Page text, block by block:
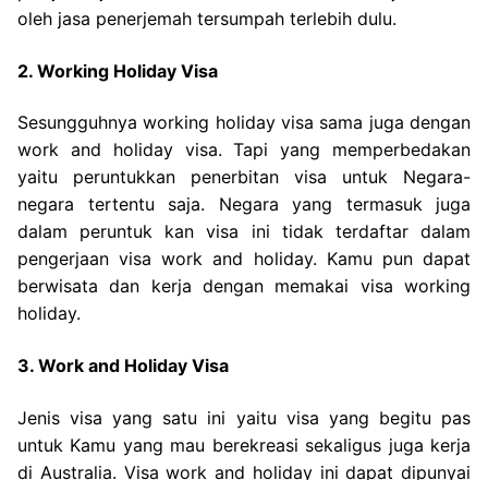
oleh jasa penerjemah tersumpah terlebih dulu.
2. Working Holiday Visa
Sesungguhnya working holiday visa sama juga dengan
work and holiday visa. Tapi yang memperbedakan
yaitu peruntukkan penerbitan visa untuk Negara-
negara tertentu saja. Negara yang termasuk juga
dalam peruntuk kan visa ini tidak terdaftar dalam
pengerjaan visa work and holiday. Kamu pun dapat
berwisata dan kerja dengan memakai visa working
holiday.
3. Work and Holiday Visa
Jenis visa yang satu ini yaitu visa yang begitu pas
untuk Kamu yang mau berekreasi sekaligus juga kerja
di Australia. Visa work and holiday ini dapat dipunyai